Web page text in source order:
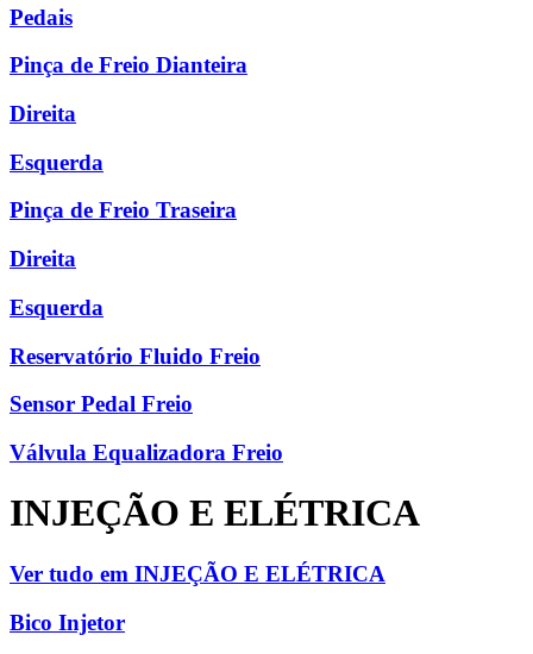
Pedais
Pinça de Freio Dianteira
Direita
Esquerda
Pinça de Freio Traseira
Direita
Esquerda
Reservatório Fluido Freio
Sensor Pedal Freio
Válvula Equalizadora Freio
INJEÇÃO E ELÉTRICA
Ver tudo em INJEÇÃO E ELÉTRICA
Bico Injetor